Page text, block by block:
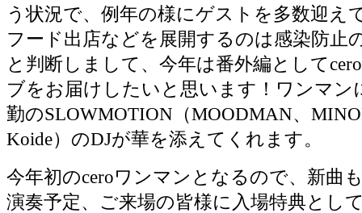
う状況で、例年の様にゲストを多数迎え
フード出店などを展開するのは感染防止
と判断しまして、今年は番外編として
ブをお届けしたいと思います！ワンマン
勤のSLOWMOTION（MOODMAN、
Koide）のDJが華を添えてくれます。
今年初のceroワンマンとなるので、新曲
演奏予定、ご来場の皆様に入場特典とし